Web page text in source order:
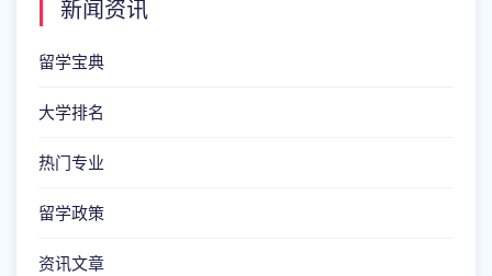
新闻资讯
留学宝典
大学排名
热门专业
留学政策
资讯文章